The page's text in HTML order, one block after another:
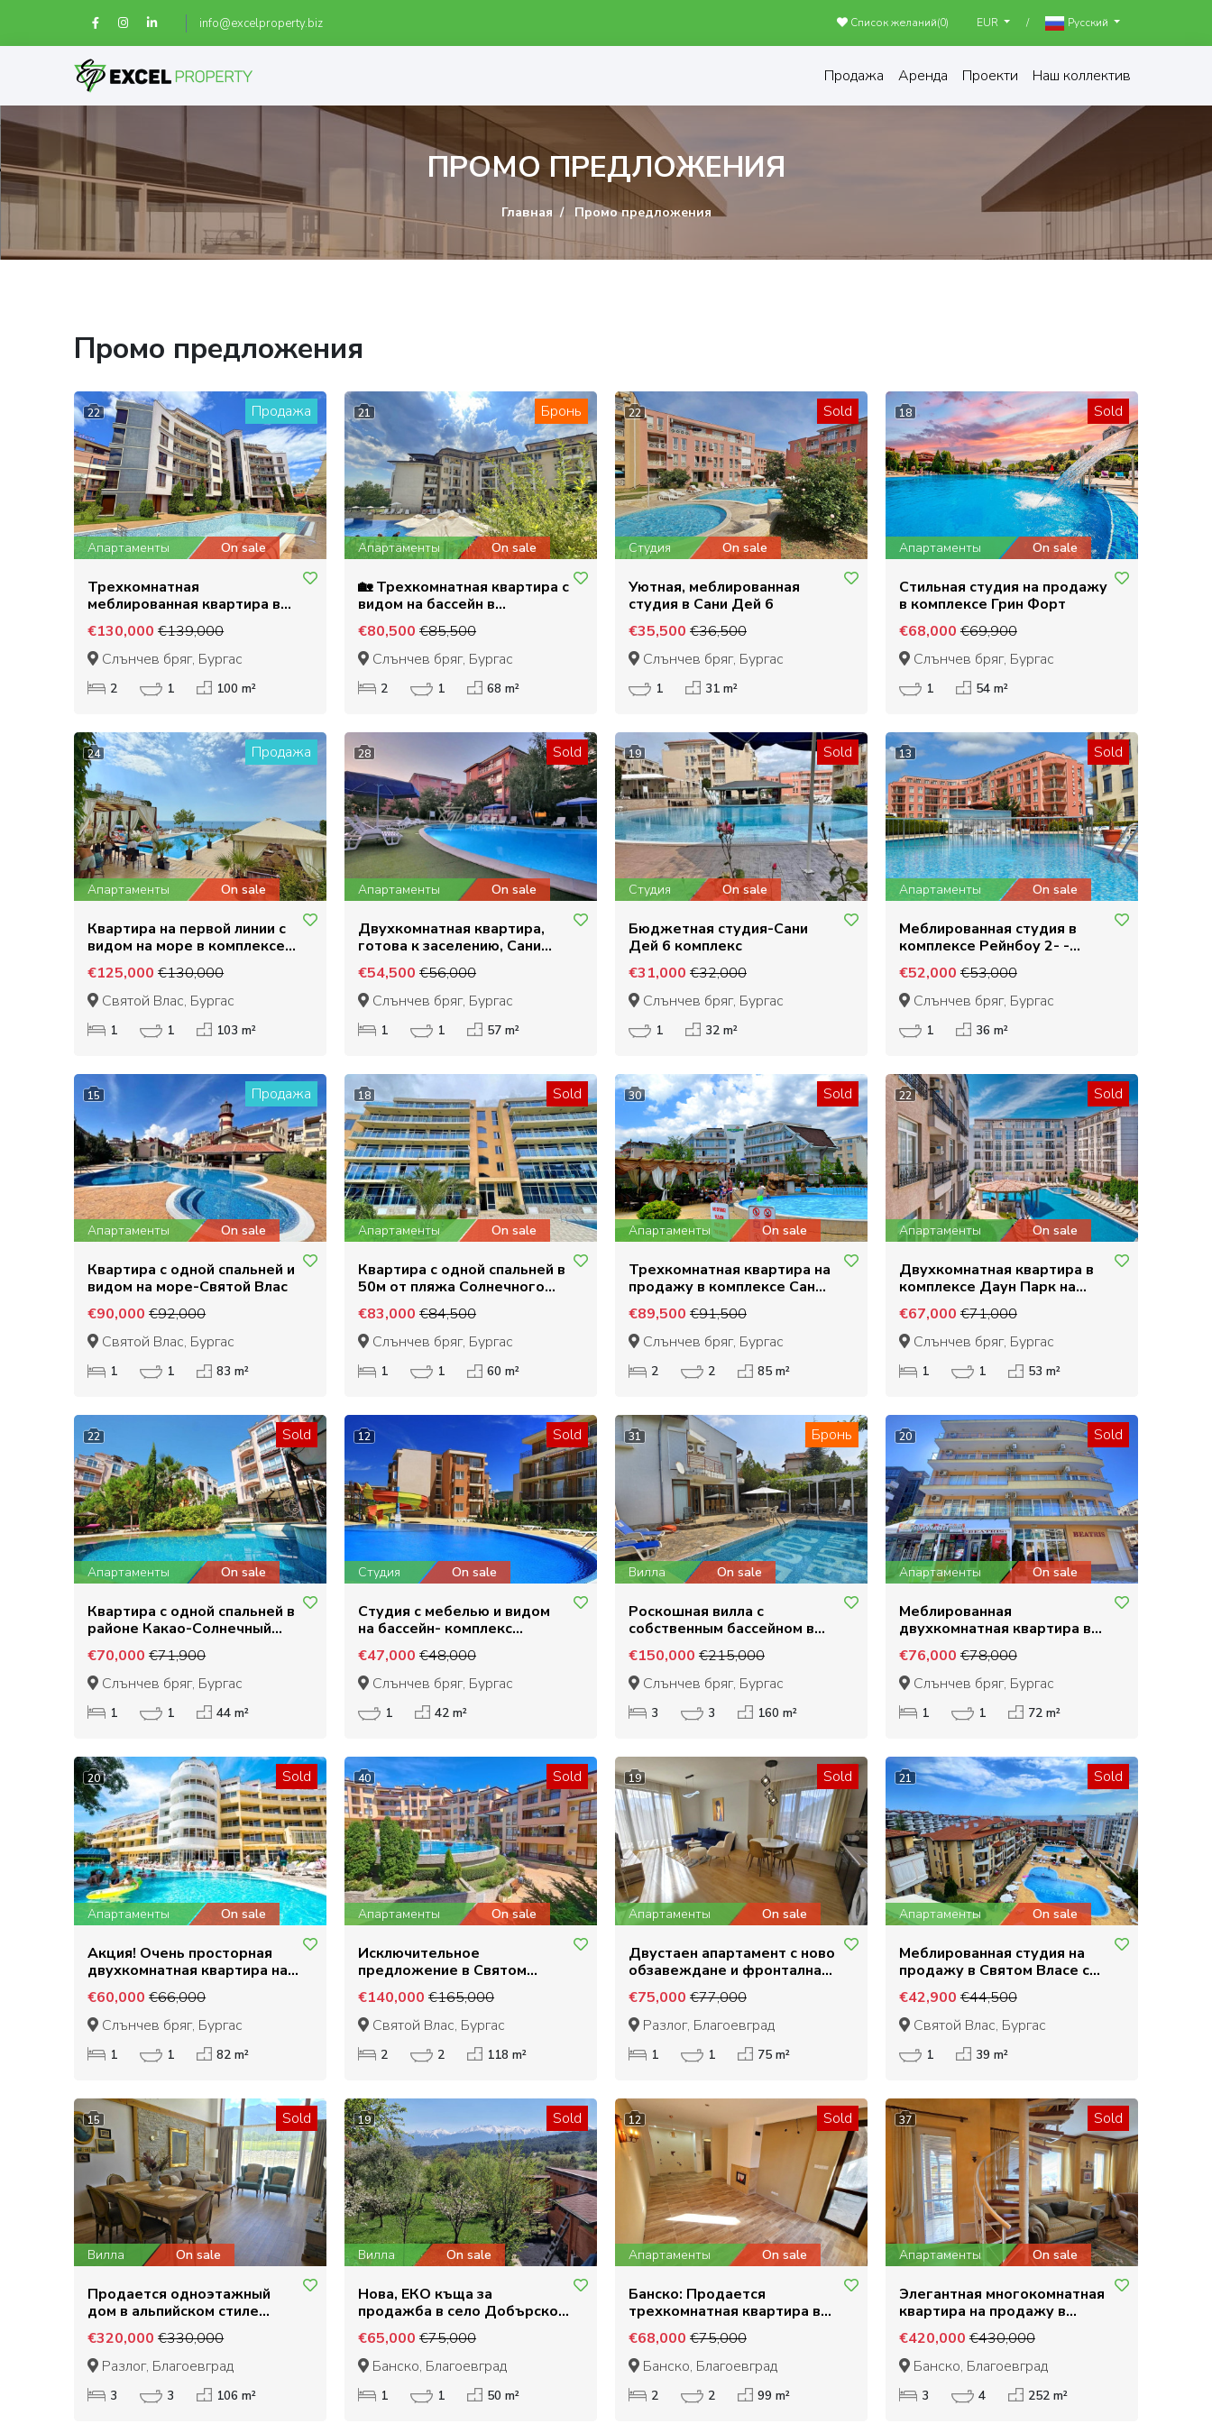
info@excelproperty.biz Список желаний(0) EUR / Русский
Продажа Аренда Проекти Наш коллектив
ПРОМО ПРЕДЛОЖЕНИЯ
Главная Промо предложения
Промо предложения
22 Продажа
Апартаменты On sale
Трехкомнатная
меблированная квартира в
комплексе VIP Image в
Солнечном Берегу
€130,000 €139,000
Слънчев бряг, Бургас
2 1 100 m²
21 Бронь
Апартаменты On sale
🏡 Трехкомнатная квартира с
видом на бассейн в
благоустроенном комплексе
🌊
€80,500 €85,500
Слънчев бряг, Бургас
2 1 68 m²
22 Sold
Студия On sale
Уютная, меблированная
студия в Сани Дей 6
€35,500 €36,500
Слънчев бряг, Бургас
1 31 m²
18 Sold
Апартаменты On sale
Стильная студия на продажу
в комплексе Грин Форт
€68,000 €69,900
Слънчев бряг, Бургас
1 54 m²
24 Продажа
Апартаменты On sale
Квартира на первой линии с
видом на море в комплексе
Дольче Вита 1, Святой Влас
€125,000 €130,000
Святой Влас, Бургас
1 1 103 m²
28 Sold
Апартаменты On sale
Двухкомнатная квартира,
готова к заселению, Сани
Дей 6 комплекс
€54,500 €56,000
Слънчев бряг, Бургас
1 1 57 m²
19 Sold
Студия On sale
Бюджетная студия-Сани
Дей 6 комплекс
€31,000 €32,000
Слънчев бряг, Бургас
1 32 m²
13 Sold
Апартаменты On sale
Меблированная студия в
комплексе Рейнбоу 2- -
Солнечный Берег
€52,000 €53,000
Слънчев бряг, Бургас
1 36 m²
15 Продажа
Апартаменты On sale
Квартира с одной спальней и
видом на море-Святой Влас
€90,000 €92,000
Святой Влас, Бургас
1 1 83 m²
18 Sold
Апартаменты On sale
Квартира с одной спальней в
50м от пляжа Солнечного
Берега
€83,000 €84,500
Слънчев бряг, Бургас
1 1 60 m²
30 Sold
Апартаменты On sale
Трехкомнатная квартира на
продажу в комплексе Сан
Вилидж, Солнечный берег
€89,500 €91,500
Слънчев бряг, Бургас
2 2 85 m²
22 Sold
Апартаменты On sale
Двухкомнатная квартира в
комплексе Даун Парк на
Солнечном берегу
€67,000 €71,000
Слънчев бряг, Бургас
1 1 53 m²
22 Sold
Апартаменты On sale
Квартира с одной спальней в
районе Какао-Солнечный
берег
€70,000 €71,900
Слънчев бряг, Бургас
1 1 44 m²
12 Sold
Студия On sale
Студия с мебелью и видом
на бассейн- комплекс
Холидей Форт Клуб
€47,000 €48,000
Слънчев бряг, Бургас
1 42 m²
31 Бронь
Вилла On sale
Роскошная вилла с
собственным бассейном в
районе между Солнечным
Берегом и Кошарицей
€150,000 €215,000
Слънчев бряг, Бургас
3 3 160 m²
20 Sold
Апартаменты On sale
Меблированная
двухкомнатная квартира в
Солнечном Берегу,
подходящая для сдачи в
аренду
€76,000 €78,000
Слънчев бряг, Бургас
1 1 72 m²
20 Sold
Апартаменты On sale
Акция! Очень просторная
двухкомнатная квартира на
центральной аллее
Солнечного Берега
€60,000 €66,000
Слънчев бряг, Бургас
1 1 82 m²
40 Sold
Апартаменты On sale
Исключительное
предложение в Святом
Власе с видом на море
€140,000 €165,000
Святой Влас, Бургас
2 2 118 m²
19 Sold
Апартаменты On sale
Двустаен апартамент с ново
обзавеждане и фронтална
гледка към Пирин за
продажба до Банско и
Разлог
€75,000 €77,000
Разлог, Благоевград
1 1 75 m²
21 Sold
Апартаменты On sale
Меблированная студия на
продажу в Святом Власе с
частичным видом на море
€42,900 €44,500
Святой Влас, Бургас
1 39 m²
15 Sold
Вилла On sale
Продается одноэтажный
дом в альпийском стиле
недалеко от гольф-клуба
Пирин
€320,000 €330,000
Разлог, Благоевград
3 3 106 m²
19 Sold
Вилла On sale
Нова, ЕКО къща за
продажба в село Добърско
на 20 км от Банско
€65,000 €75,000
Банско, Благоевград
1 1 50 m²
12 Sold
Апартаменты On sale
Банско: Продается
трехкомнатная квартира в
жилом доме с низкой
арендной платой
€68,000 €75,000
Банско, Благоевград
2 2 99 m²
37 Sold
Апартаменты On sale
Элегантная многокомнатная
квартира на продажу в
самом центре Pirin Golf &
Country Club: роскошь и
совершенство
€420,000 €430,000
Банско, Благоевград
3 4 252 m²